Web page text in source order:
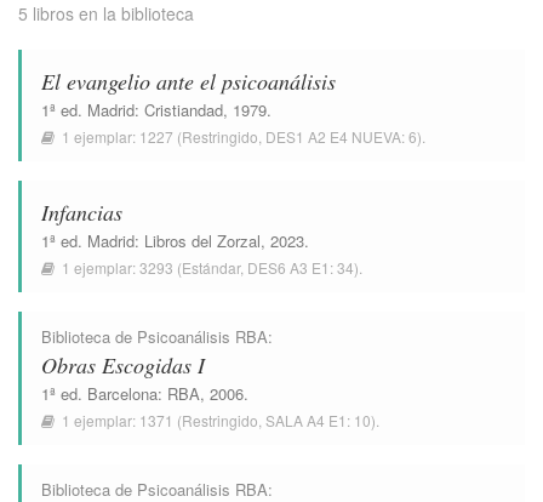
5 libros en la biblioteca
El evangelio ante el psicoanálisis
1ª ed. Madrid: Cristiandad, 1979.
1 ejemplar: 1227 (Restringido, DES1 A2 E4 NUEVA: 6).
Infancias
1ª ed. Madrid: Libros del Zorzal, 2023.
1 ejemplar:3293 (Estándar, DES6 A3 E1: 34).
Biblioteca de Psicoanálisis RBA:
Obras Escogidas I
1ª ed. Barcelona: RBA, 2006.
1 ejemplar: 1371 (Restringido, SALA A4 E1: 10).
Biblioteca de Psicoanálisis RBA: